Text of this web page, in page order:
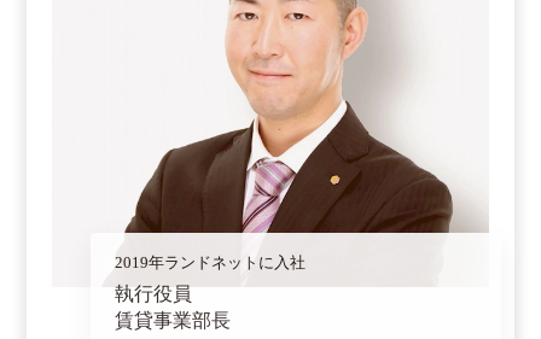
2019年ランドネットに入社
執行役員
賃貸事業部長